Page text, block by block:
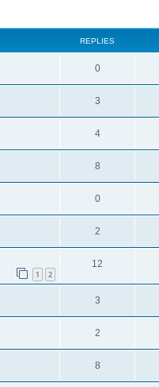
REPLIES
0
3
4
8
0
2
1 2
12
3
2
8